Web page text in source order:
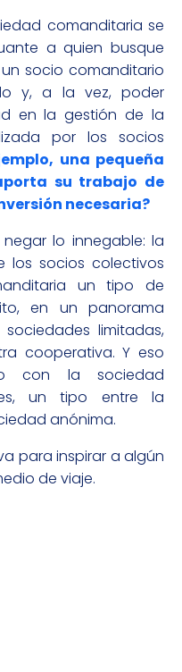
comanditaria se
a quien busque
socio comanditario
y, a la vez, poder
en la gestión de la
por los socios
una pequeña
su trabajo de
necesaria?
lo innegable: la
los socios colectivos
un tipo de
en un panorama
limitadas,
cooperativa. Y eso
con la sociedad
un tipo entre la
anónima.
para inspirar a algún
de viaje.